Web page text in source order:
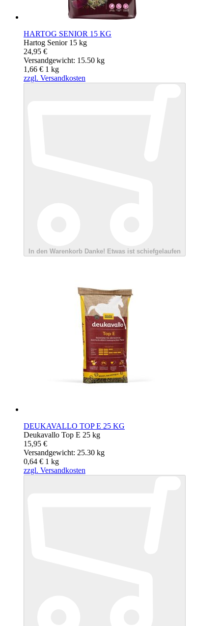
HARTOG SENIOR 15 KG
Hartog Senior 15 kg
24,95 €
Versandgewicht: 15.50 kg
1,66 € 1 kg
zzgl. Versandkosten
In den Warenkorb Danke! Etwas ist schiefgelaufen
DEUKAVALLO TOP E 25 KG
Deukavallo Top E 25 kg
15,95 €
Versandgewicht: 25.30 kg
0,64 € 1 kg
zzgl. Versandkosten